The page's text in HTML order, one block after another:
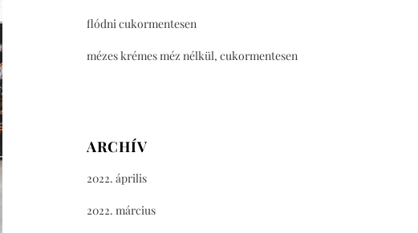
flódni cukormentesen
mézes krémes méz nélkül, cukormentesen
ARCHÍV
2022. április
2022. március